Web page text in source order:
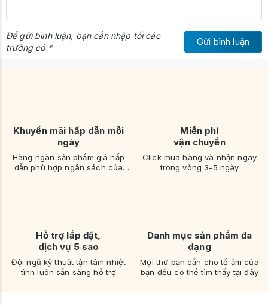
Để gửi bình luận, bạn cần nhập tối các
trường có *
Gửi bình luận
Khuyến mãi hấp dẫn mỗi
ngày
Hàng ngàn sản phẩm giá hấp
dẫn phù hợp ngân sách của
Miễn phí
vận chuyển
Click mua hàng và nhận ngay
trong vòng 3-5 ngày
Hỗ trợ lắp đặt,
dịch vụ 5 sao
Đội ngũ kỹ thuật tận tâm nhiệt
tình luôn sẵn sàng hỗ trợ
Danh mục sản phẩm đa
dạng
Mọi thứ bạn cần cho tổ ấm của
bạn đều có thể tìm thấy tại đây